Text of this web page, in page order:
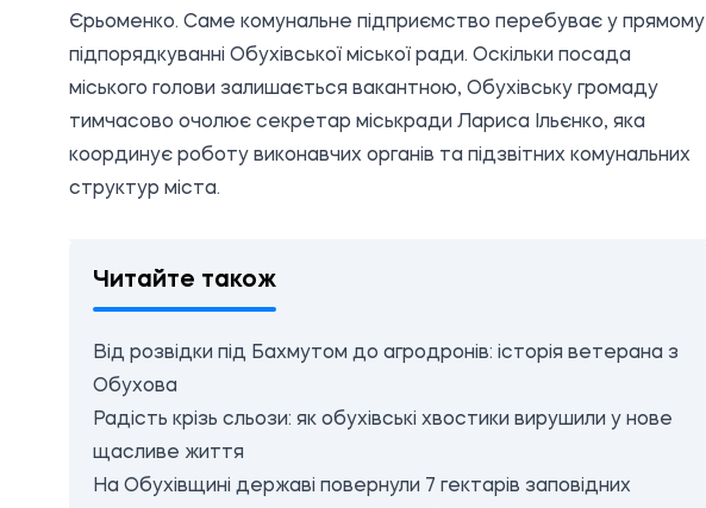
Єрьоменко. Саме комунальне підприємство перебуває у прямому
підпорядкуванні Обухівської міської ради. Оскільки посада
міського голови залишається вакантною, Обухівську громаду
тимчасово очолює секретар міськради Лариса Ільєнко, яка
координує роботу виконавчих органів та підзвітних комунальних
структур міста.
Читайте також
Від розвідки під Бахмутом до агродронів: історія ветерана з
Обухова
Радість крізь сльози: як обухівські хвостики вирушили у нове
щасливе життя
На Обухівщині державі повернули 7 гектарів заповідних